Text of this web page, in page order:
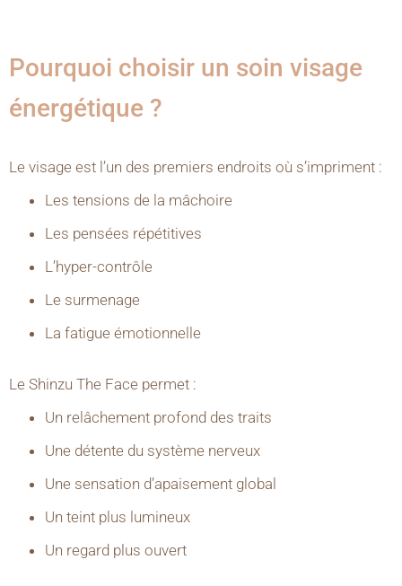
Pourquoi choisir un soin visage
énergétique ?
Le visage est l’un des premiers endroits où s’impriment :
Les tensions de la mâchoire
Les pensées répétitives
L’hyper-contrôle
Le surmenage
La fatigue émotionnelle
Le Shinzu The Face permet :
Un relâchement profond des traits
Une détente du système nerveux
Une sensation d’apaisement global
Un teint plus lumineux
Un regard plus ouvert